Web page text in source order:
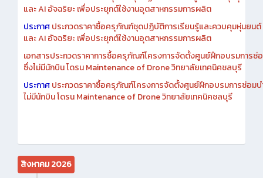
ประกาศประกวดราคาซื้อครุภัณฑ์ชุดปฏิบัติการเรียนรู้และควบคุมหุ่นยน
และ AI อัจฉริยะ เพื่อประยุกต์ใช้งานอุตสาหกรรมการผลิต
เอกสารประกวดราคาการซื้อครุภัณฑ์โครงการจัดตั้งศูนย์ฝึกอบรมการซ่
ซึ่งไม่มีนักบิน โดรน Maintenance of Drone วิทยาลัยเทคนิคชลบุรี
ประกาศประกวดราคาซื้อครุภัณฑ์โครงการจัดตั้งศูนย์ฝึกอบรมการซ่อมบ
ไม่มีนักบิน โดรน Maintenance of Drone วิทยาลัยเทคนิคชลบุรี
สิงหาคม 2026